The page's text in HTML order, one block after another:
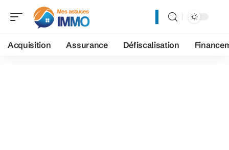
Acquisition Assurance Défiscalisation